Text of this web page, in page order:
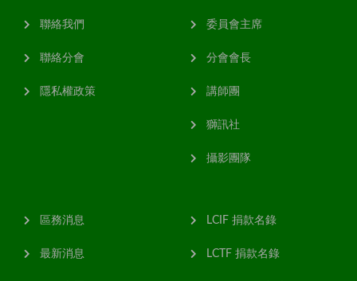
聯絡我們
聯絡分會
隱私權政策
委員會主席
分會會長
講師團
獅訊社
攝影團隊
區務消息
最新消息
LCIF 捐款名錄
LCTF 捐款名錄